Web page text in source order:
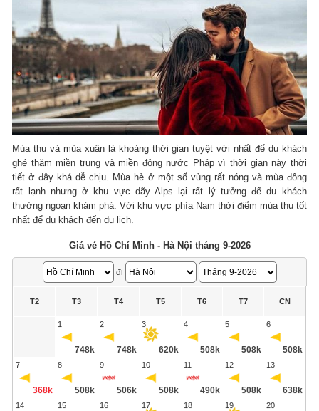
Mùa thu và mùa xuân là khoảng thời gian tuyệt vời nhất để du khách
ghé thăm miền trung và miền đông nước Pháp vì thời gian này thời
tiết ở đây khá dễ chịu. Mùa hè ở một số vùng rất nóng và mùa đông
rất lạnh nhưng ở khu vực dãy Alps lại rất lý tưởng để du khách
thưởng ngoạn khám phá. Với khu vực phía Nam thời điểm mùa thu tốt
nhất để du khách đến du lịch.
Giá vé Hồ Chí Minh - Hà Nội tháng 9-2026
đi
T2 T3 T4 T5 T6 T7 CN
1
748k
2
748k
3
620k
4
508k
5
508k
6
508k
7
368k
8
508k
9
506k
10
508k
11
490k
12
508k
13
638k
14 15 16 17 18 19 20